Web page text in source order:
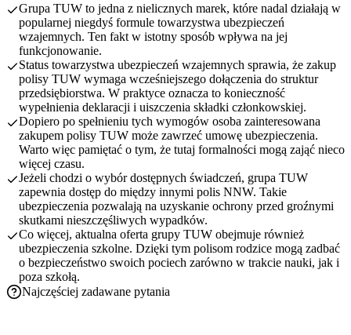
Grupa TUW to jedna z nielicznych marek, które nadal działają w
popularnej niegdyś formule towarzystwa ubezpieczeń
wzajemnych. Ten fakt w istotny sposób wpływa na jej
funkcjonowanie.
Status towarzystwa ubezpieczeń wzajemnych sprawia, że zakup
polisy TUW wymaga wcześniejszego dołączenia do struktur
przedsiębiorstwa. W praktyce oznacza to konieczność
wypełnienia deklaracji i uiszczenia składki członkowskiej.
Dopiero po spełnieniu tych wymogów osoba zainteresowana
zakupem polisy TUW może zawrzeć umowę ubezpieczenia.
Warto więc pamiętać o tym, że tutaj formalności mogą zająć nieco
więcej czasu.
Jeżeli chodzi o wybór dostępnych świadczeń, grupa TUW
zapewnia dostęp do między innymi polis NNW. Takie
ubezpieczenia pozwalają na uzyskanie ochrony przed groźnymi
skutkami nieszczęśliwych wypadków.
Co więcej, aktualna oferta grupy TUW obejmuje również
ubezpieczenia szkolne. Dzięki tym polisom rodzice mogą zadbać
o bezpieczeństwo swoich pociech zarówno w trakcie nauki, jak i
poza szkołą.
Najczęściej zadawane pytania